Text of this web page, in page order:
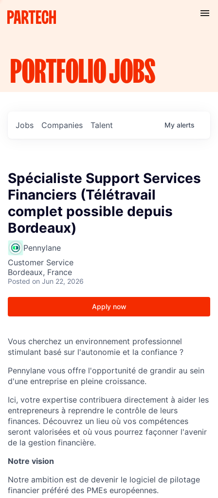
PORTFOLIOJOBS
Jobs Companies Talent My alerts
Spécialiste Support Services
Financiers (Télétravail
complet possible depuis
Bordeaux)
Pennylane
Customer Service
Bordeaux, France
Posted on Jun 22, 2026
Apply now
Vous cherchez un environnement professionnel
stimulant basé sur l'autonomie et la confiance ?
Pennylane vous offre l'opportunité de grandir au sein
d'une entreprise en pleine croissance.
Ici, votre expertise contribuera directement à aider les
entrepreneurs à reprendre le contrôle de leurs
finances. Découvrez un lieu où vos compétences
seront valorisées et où vous pourrez façonner l'avenir
de la gestion financière.
Notre vision
Notre ambition est de devenir le logiciel de pilotage
financier préféré des PMEs européennes.